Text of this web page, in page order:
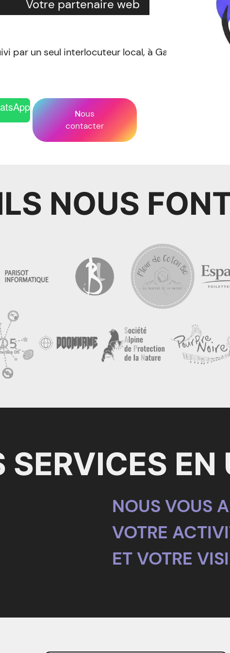
Votre partenaire web
par un seul interlocuteur local, à Gap.
Nous
contacter
NOUS
SERVICES EN
NOUS VOUS
VOTRE
ET VOTRE